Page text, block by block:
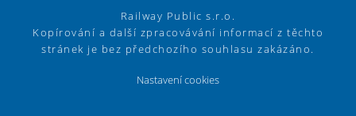
Railway Public s.r.o.
Kopírování a další zpracovávání informací z těchto
stránek je bez předchozího souhlasu zakázáno.
Nastavení cookies